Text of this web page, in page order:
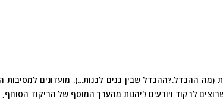
ההבדל.?ההבדל שבין בנים לבנות...). מועדונים למסיבות
לרקוד ויודעים ליהנות מהערך המוסף של הריקוד